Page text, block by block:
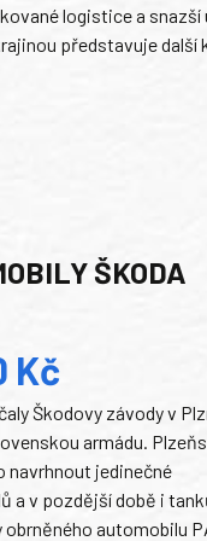
logistice a snazší
představuje další
ŠKODA
Kč
Škodovy závody v
armádu.
navrhnout jedinečné
a v pozdější době i
automobilu